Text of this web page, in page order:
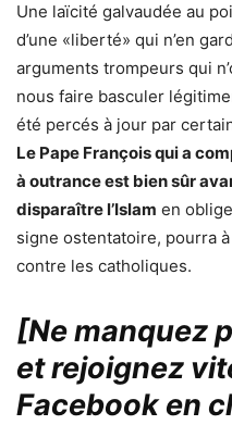
Une laïcité galvaudée au
d’une «liberté» qui n’en
arguments trompeurs qui
nous faire basculer
été percés à jour par
Le Pape François qui a
à outrance est bien sûr
disparaître l’Islam en
signe ostentatoire, pourra
contre les catholiques.
[Ne manquez
et rejoignez
Facebook en